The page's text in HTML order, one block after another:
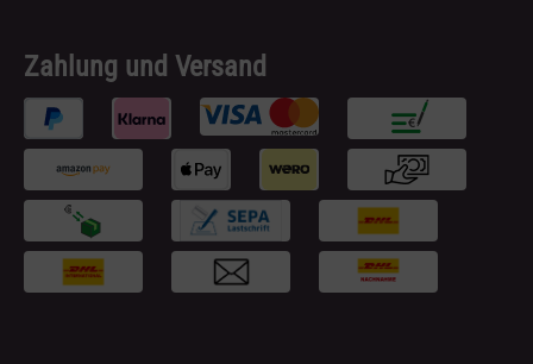
Zahlung und Versand